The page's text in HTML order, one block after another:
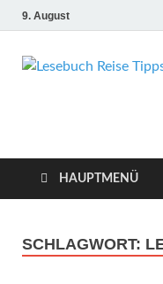
9. August
HAUPTMENÜ
SCHLAGWORT: